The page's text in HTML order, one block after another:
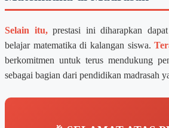
Selain itu,prestasi ini diharapkan
belajar matematika di kalangan siswa.
berkomitmen untuk terus mendukung
sebagai bagian dari pendidikan madrasah